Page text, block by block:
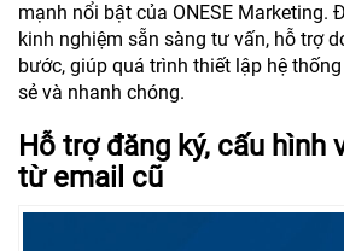
mạnh nổi bật của ONESE Marketing.
kinh nghiệm sẵn sàng tư vấn, hỗ trợ
bước, giúp quá trình thiết lập hệ
sẻ và nhanh chóng.
Hỗ trợ đăng ký, cấu hình
từ email cũ